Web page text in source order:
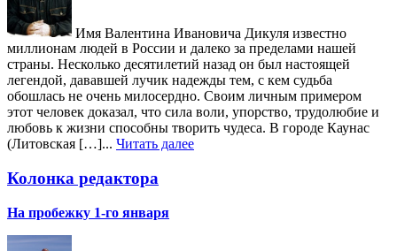
Имя Валентина Ивановича Дикуля известно
миллионам людей в России и далеко за пределами нашей
страны. Несколько десятилетий назад он был настоящей
легендой, дававшей лучик надежды тем, с кем судьба
обошлась не очень милосердно. Своим личным примером
этот человек доказал, что сила воли, упорство, трудолюбие и
любовь к жизни способны творить чудеса. В городе Каунас
(Литовская […]... Читать далее
Колонка редактора
На пробежку 1-го января